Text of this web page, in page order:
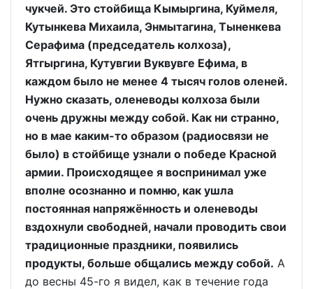
чукчей. Это стойбища Кымыргина, Куймеля,
Кутынкева Михаила, Энмытагина, Тыненкева
Серафима (председатель колхоза),
Ятгыргина, Кутувгии Вуквувге Ефима, в
каждом было не менее 4 тысяч голов оленей.
Нужно сказать, оленеводы колхоза были
очень дружны между собой. Как ни странно,
но в мае каким-то образом (радиосвязи не
было) в стойбище узнали о победе Красной
армии. Происходящее я воспринимал уже
вполне осознанно и помню, как ушла
постоянная напряжённость и оленеводы
вздохнули свободней, начали проводить свои
традиционные праздники, появились
продукты, больше общались между собой. А
до весны 45-го я видел, как в течение года